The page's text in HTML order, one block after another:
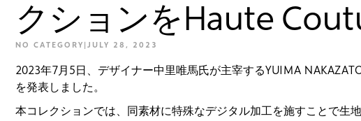
クションをHaute
NO CATEGORY | JULY 28, 2023
2023年7月5日、デザイナー中里唯馬氏が主宰するYUIMA
を発表しました。
本コレクションでは、同素材に特殊なデジタル加工を施すことで